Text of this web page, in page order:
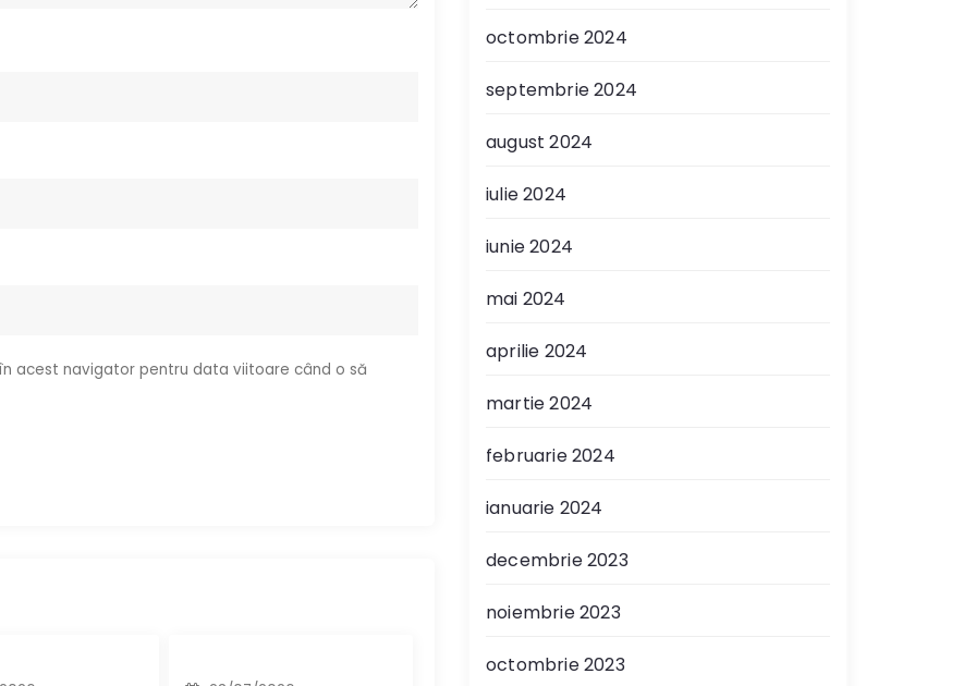
acest navigator pentru data viitoare când o să
octombrie 2024
septembrie 2024
august 2024
iulie 2024
iunie 2024
mai 2024
aprilie 2024
martie 2024
februarie 2024
ianuarie 2024
decembrie 2023
noiembrie 2023
octombrie 2023